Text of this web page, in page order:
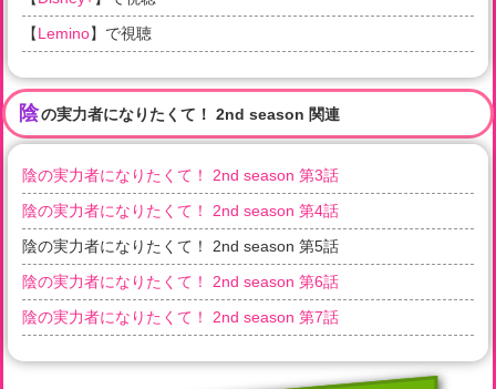
【Lemino】で視聴
陰の実力者になりたくて！ 2nd season 関連
陰の実力者になりたくて！ 2nd season 第3話
陰の実力者になりたくて！ 2nd season 第4話
陰の実力者になりたくて！ 2nd season 第5話
陰の実力者になりたくて！ 2nd season 第6話
陰の実力者になりたくて！ 2nd season 第7話